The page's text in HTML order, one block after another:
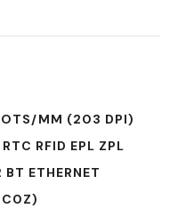
MM (203 DPI)
RFID EPL ZPL
ETHERNET